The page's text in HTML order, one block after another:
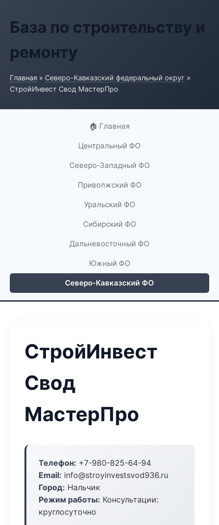
База по строительству и
ремонту
Главная » Северо-Кавказский федеральный округ »
СтройИнвест Свод МастерПро
🏠 Главная
Центральный ФО
Северо-Западный ФО
Приволжский ФО
Уральский ФО
Сибирский ФО
Дальневосточный ФО
Южный ФО
Северо-Кавказский ФО
СтройИнвест
Свод
МастерПро
Телефон: +7-980-825-64-94
Email: info@stroyinvestsvod936.ru
Город: Нальчик
Режим работы: Консультации:
круглосуточно